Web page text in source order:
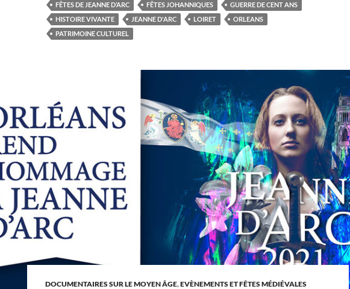
FÊTES DE JEANNE D’ARC
FÊTES JOHANNIQUES
GUERRE DE CENT ANS
HISTOIRE VIVANTE
JEANNE D'ARC LOIRET
ORLEANS
PATRIMOINE CULTUREL
DOCUMENTAIRES SUR LE MOYEN ÂGE,EVÈNEMENTS ET FÊTES MÉDIÉVALES